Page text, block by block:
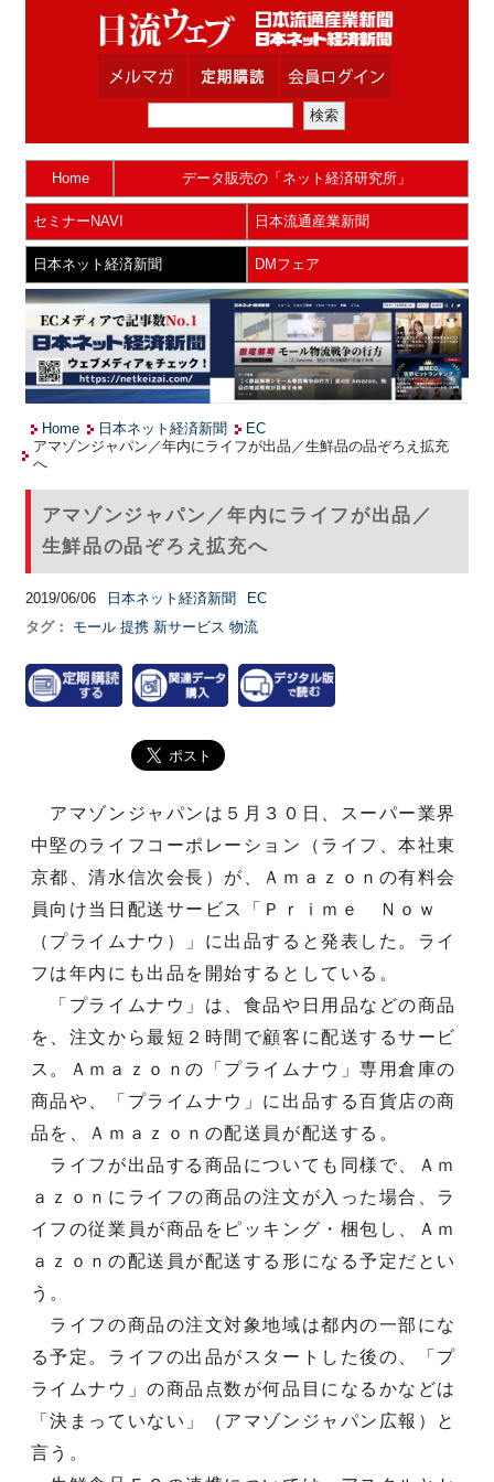
Home データ販売の「ネット経済研究所」
セミナーNAVI 日本流通産業新聞
日本ネット経済新聞 DMフェア
Home 日本ネット経済新聞
EC
アマゾンジャパン／年内にライフが出品／生鮮品の品ぞろえ拡充
へ
アマゾンジャパン／年内にライフが出品／
生鮮品の品ぞろえ拡充へ
2019/06/06 日本ネット経済新聞
EC
タグ：
モール 提携 新サービス 物流
アマゾンジャパンは５月３０日、スーパー業界
中堅のライフコーポレーション（ライフ、本社東
京都、清水信次会長）が、Ａｍａｚｏｎの有料会
員向け当日配送サービス「Ｐｒｉｍｅ Ｎｏｗ
（プライムナウ）」に出品すると発表した。ライ
フは年内にも出品を開始するとしている。
「プライムナウ」は、食品や日用品などの商品
を、注文から最短２時間で顧客に配送するサービ
ス。Ａｍａｚｏｎの「プライムナウ」専用倉庫の
商品や、「プライムナウ」に出品する百貨店の商
品を、Ａｍａｚｏｎの配送員が配送する。
ライフが出品する商品についても同様で、Ａｍ
ａｚｏｎにライフの商品の注文が入った場合、ラ
イフの従業員が商品をピッキング・梱包し、Ａｍ
ａｚｏｎの配送員が配送する形になる予定だとい
う。
ライフの商品の注文対象地域は都内の一部にな
る予定。ライフの出品がスタートした後の、「プ
ライムナウ」の商品点数が何品目になるかなどは
「決まっていない」（アマゾンジャパン広報）と
言う。